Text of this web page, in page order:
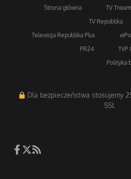
Strona główna TV Trwam
TV Republika
Telewizja Republika Plus
PR24
TVP
Polityka
Dla bezpieczeństwa stosujemy
SSL